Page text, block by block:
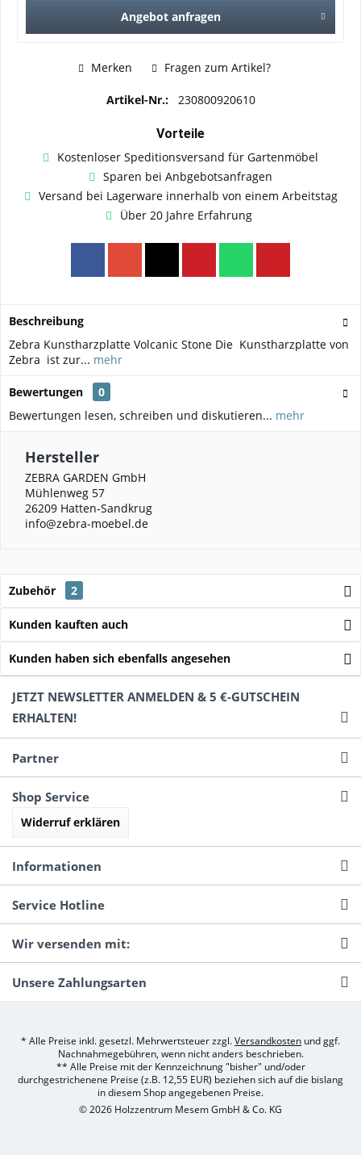
Angebot anfragen
Merken Fragen zum Artikel?
Artikel-Nr.: 230800920610
Vorteile
Kostenloser Speditionsversand für Gartenmöbel
Sparen bei Anbgebotsanfragen
Versand bei Lagerware innerhalb von einem Arbeitstag
Über 20 Jahre Erfahrung
Beschreibung
Zebra Kunstharzplatte Volcanic Stone Die Kunstharzplatte von
Zebra ist zur... mehr
Bewertungen
0
Bewertungen lesen, schreiben und diskutieren... mehr
Hersteller
ZEBRA GARDEN GmbH
Mühlenweg 57
26209 Hatten-Sandkrug
info@zebra-moebel.de
Zubehör 2
Kunden kauften auch
Kunden haben sich ebenfalls angesehen
JETZT NEWSLETTER ANMELDEN & 5 €-GUTSCHEIN
ERHALTEN!
Partner
Shop Service
Widerruf erklären
Informationen
Service Hotline
Wir versenden mit:
Unsere Zahlungsarten
* Alle Preise inkl. gesetzl. Mehrwertsteuer zzgl.Versandkosten und ggf.
Nachnahmegebühren, wenn nicht anders beschrieben.
** Alle Preise mit der Kennzeichnung "bisher" und/oder
durchgestrichenene Preise (z.B. 12,55 EUR) beziehen sich auf die bislang
in diesem Shop angegebenen Preise.
© 2026 Holzzentrum Mesem GmbH & Co. KG